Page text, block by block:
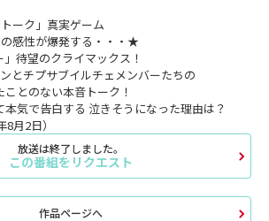
ーク」真実ゲーム
感性が爆発する・・・★
」待望のクライマックス！
とチプサブイルチェメンバーたちの
とのない本音トーク！
気で告白する 泣きそうになった理由は？
8月2日）
放送は終了しました。
この番組をリクエスト
作品ページへ